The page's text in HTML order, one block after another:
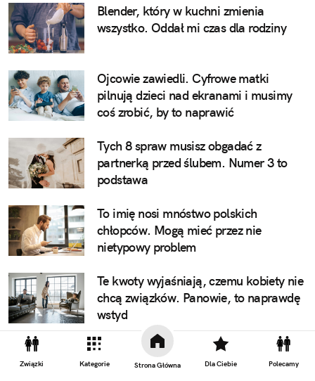
Związki Kategorie Strona Główna Dla Ciebie Polecamy
Blender, który w kuchni zmienia
wszystko. Oddał mi czas dla rodziny
Ojcowie zawiedli. Cyfrowe matki
pilnują dzieci nad ekranami i musimy
coś zrobić, by to naprawić
Tych 8 spraw musisz obgadać z
partnerką przed ślubem. Numer 3 to
podstawa
To imię nosi mnóstwo polskich
chłopców. Mogą mieć przez nie
nietypowy problem
Te kwoty wyjaśniają, czemu kobiety nie
chcą związków. Panowie, to naprawdę
wstyd